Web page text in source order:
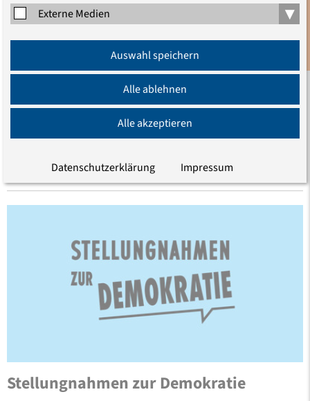
Halle (Saale) statt und wurde verantwortet von den
Evangelischen Akademien der ostdeutschen
Bundesländer, namentlich der Evangelischen Akademie
zu Berlin, der Evangelischen Akademie Thüringen, der
Evangelischen Akademie Sachsen und der
Evangelischen Akademie Sachsen-Anhalt. Regelmäßig
veröffentlichen die Direktoren der ostdeutschen
Demokratie.
Stellungnahmen zur Demokratie
Anmeldung
Externe Medien ▾
Auswahl speichern
Alle ablehnen
Alle akzeptieren
Datenschutzerklärung Impressum